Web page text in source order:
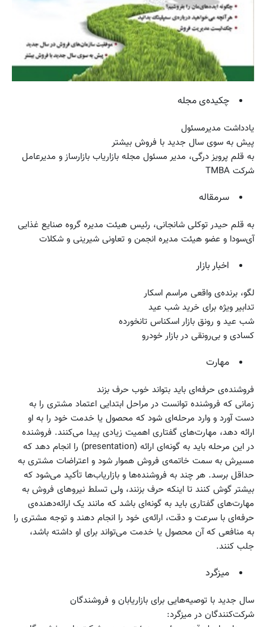
چکیده‌ی مجله
یادداشت مدیرمسئول
پیش به سوی سال جدید با فروش بیشتر
به قلم پرویز درگی، مدیر مسئول مجله بازاریاب بازارساز و مدیرعامل
شرکت TMBA
سرمقاله
به قلم حیدر توکلی شانجانی، رئیس هیئت مدیره گروه صنایع غذایی
آی‌سودا و عضو هیئت مدیره انجمن و تعاونی شیرینی و شکلات
اخبار بازار
لگو، برنده‌ی واقعی مراسم اسکار
تدابیر ویژه برای خرید شب عید
شب عید و رونق بازار اسکناس تانخورده
کسادی و بی‌رونقی در بازار خودرو
مهارت
فروشنده‌ی حرفه‌ای باید بتواند خوب حرف بزند
زمانی که فروشنده توانست در مراحل ابتدایی اعتماد مشتری را به
دست آورد و وارد مرحله‌ای شود که محصول یا خدمت خود را به او
ارائه دهد، مهارت‌های گفتاری اهمیت زیادی پیدا می‌کنند. فروشنده
در این مرحله باید به گونه‌ای ارائه (presentation) را انجام دهد که
مسیرش به سمت خاتمه‌ی فروش هموار شود و اعتراضات مشتری به
حداقل برسد. هر چند به فروشنده‌ها و بازاریاب‌ها تأکید می‌شود که
بیشتر گوش کنند تا اینکه حرف بزنند، ولی تسلط نیروهای فروش به
مهارت‌های گفتاری باید به گونه‌ای باشد که مانند یک ارائه‌دهنده‌ی
حرفه‌ای با سرعت و دقت، ارائه‌ی خود را انجام دهند و توجه مشتری را
به منافعی که آن محصول یا خدمت می‌تواند برای او داشته باشد،
جلب کنند.
میزگرد
سال جدید با توصیه‌هایی برای بازاریابان و فروشندگان
شرکت‌کنندگان در میزگرد: